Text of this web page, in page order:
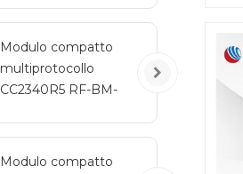
Modulo compatto
multiprotocollo
CC2340R5 RF-BM-
Modulo compatto